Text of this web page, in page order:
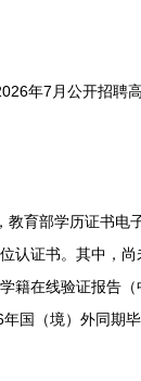
年7月公开招聘高
部学历证书电
认证书。其中，
籍在线验证报告
国（境）外同期